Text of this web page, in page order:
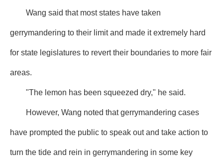
Wang said that most states have taken
gerrymandering to their limit and made it extremely hard
for state legislatures to revert their boundaries to more fair
areas.
"The lemon has been squeezed dry," he said.
However, Wang noted that gerrymandering cases
have prompted the public to speak out and take action to
turn the tide and rein in gerrymandering in some key